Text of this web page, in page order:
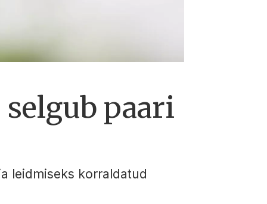
paari
leidmiseks korraldatud